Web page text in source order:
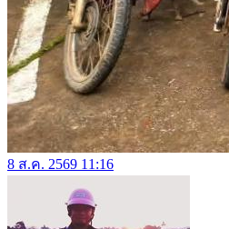
8 ส.ค. 2569 11:16